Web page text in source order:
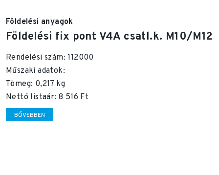
Földelési anyagok
Földelési fix pont V4A csatl.k. M10/M12
Rendelési szám: 112000
Műszaki adatok:
Tömeg: 0,217 kg
Nettó listaár: 8 516 Ft
BŐVEBBEN